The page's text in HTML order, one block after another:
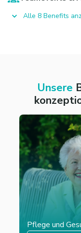
Alle 8 Benefits
Unsere
Pflege und